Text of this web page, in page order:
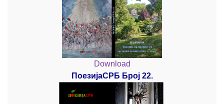
Download
ПоезијаСРБ Број 22.